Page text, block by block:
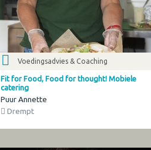
Voedingsadvies & Coaching
Fit for Food, Food for thought! Mobiele
catering
Puur Annette
Drempt